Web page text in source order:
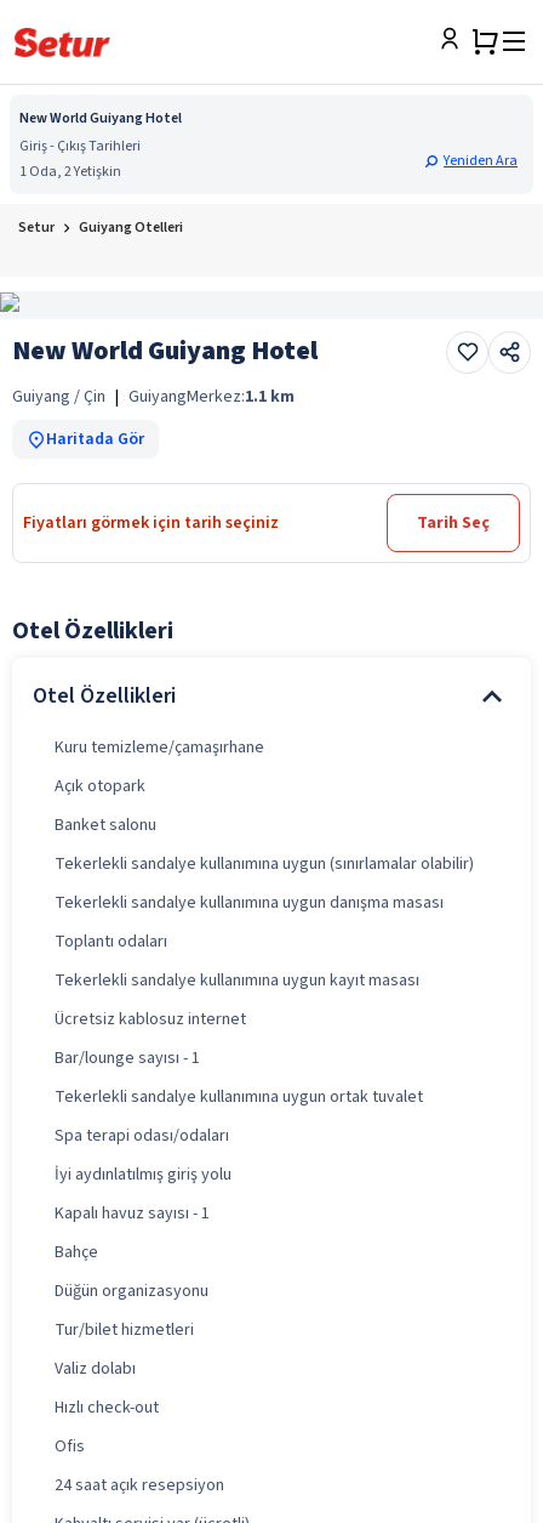
New World Guiyang Hotel
Giriş - Çıkış Tarihleri
1 Oda, 2 Yetişkin
Yeniden Ara
Setur Guiyang Otelleri
New World Guiyang Hotel
Guiyang / Çin | GuiyangMerkez:1.1 km
Haritada Gör
Fiyatları görmek için tarih seçiniz Tarih Seç
Otel Özellikleri
Otel Özellikleri
Kuru temizleme/çamaşırhane
Açık otopark
Banket salonu
Tekerlekli sandalye kullanımına uygun (sınırlamalar olabilir)
Tekerlekli sandalye kullanımına uygun danışma masası
Toplantı odaları
Tekerlekli sandalye kullanımına uygun kayıt masası
Ücretsiz kablosuz internet
Bar/lounge sayısı - 1
Tekerlekli sandalye kullanımına uygun ortak tuvalet
Spa terapi odası/odaları
İyi aydınlatılmış giriş yolu
Kapalı havuz sayısı - 1
Bahçe
Düğün organizasyonu
Tur/bilet hizmetleri
Valiz dolabı
Hızlı check-out
Ofis
24 saat açık resepsiyon